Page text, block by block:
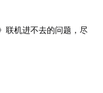
联机进不去的问题，尽